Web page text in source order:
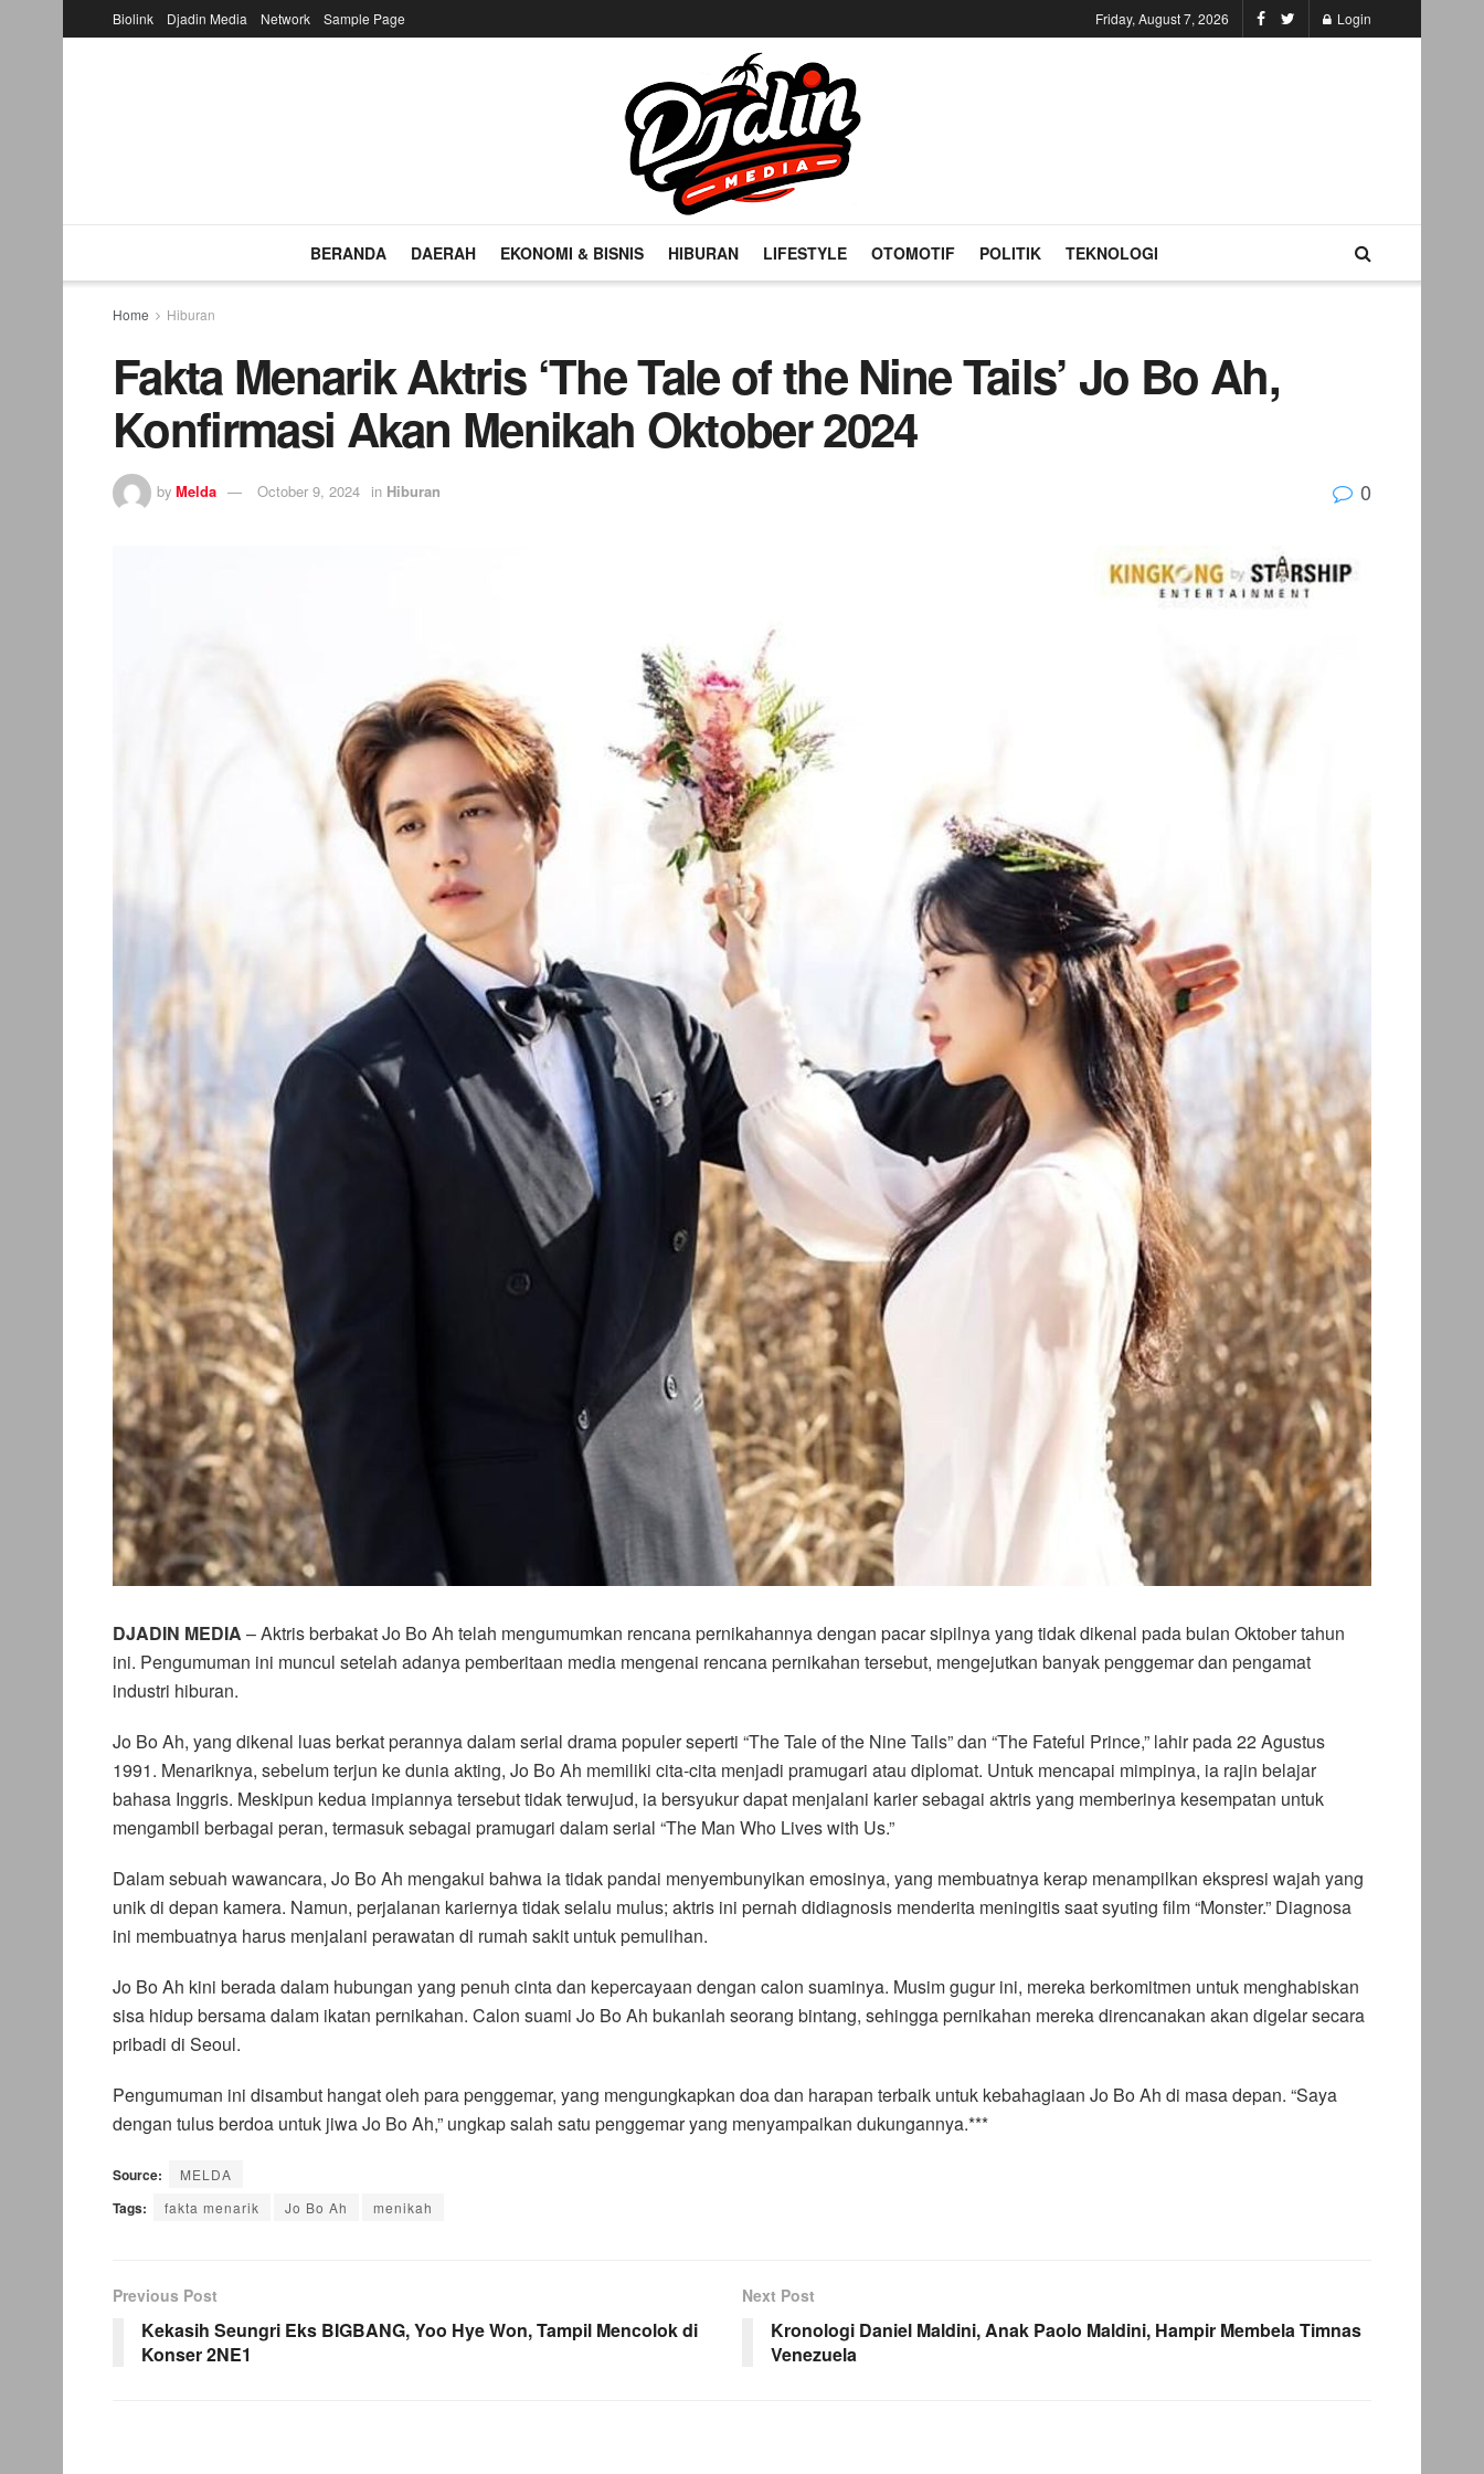
Biolink Djadin Media Network Sample Page Friday, August 7, 2026 Login
BERANDA DAERAH EKONOMI & BISNIS HIBURAN LIFESTYLE OTOMOTIF POLITIK TEKNOLOGI
Home Hiburan
Fakta Menarik Aktris ‘The Tale of the Nine Tails’ Jo Bo Ah,
Konfirmasi Akan Menikah Oktober 2024
by Melda October 9, 2024 in Hiburan 0
DJADIN MEDIA – Aktris berbakat Jo Bo Ah telah mengumumkan rencana pernikahannya dengan pacar sipilnya yang tidak dikenal pada bulan Oktober tahun
ini. Pengumuman ini muncul setelah adanya pemberitaan media mengenai rencana pernikahan tersebut, mengejutkan banyak penggemar dan pengamat
industri hiburan.
Jo Bo Ah, yang dikenal luas berkat perannya dalam serial drama populer seperti “The Tale of the Nine Tails” dan “The Fateful Prince,” lahir pada 22 Agustus
1991. Menariknya, sebelum terjun ke dunia akting, Jo Bo Ah memiliki cita-cita menjadi pramugari atau diplomat. Untuk mencapai mimpinya, ia rajin belajar
bahasa Inggris. Meskipun kedua impiannya tersebut tidak terwujud, ia bersyukur dapat menjalani karier sebagai aktris yang memberinya kesempatan untuk
mengambil berbagai peran, termasuk sebagai pramugari dalam serial “The Man Who Lives with Us.”
Dalam sebuah wawancara, Jo Bo Ah mengakui bahwa ia tidak pandai menyembunyikan emosinya, yang membuatnya kerap menampilkan ekspresi wajah yang
unik di depan kamera. Namun, perjalanan kariernya tidak selalu mulus; aktris ini pernah didiagnosis menderita meningitis saat syuting film “Monster.” Diagnosa
ini membuatnya harus menjalani perawatan di rumah sakit untuk pemulihan.
Jo Bo Ah kini berada dalam hubungan yang penuh cinta dan kepercayaan dengan calon suaminya. Musim gugur ini, mereka berkomitmen untuk menghabiskan
sisa hidup bersama dalam ikatan pernikahan. Calon suami Jo Bo Ah bukanlah seorang bintang, sehingga pernikahan mereka direncanakan akan digelar secara
pribadi di Seoul.
Pengumuman ini disambut hangat oleh para penggemar, yang mengungkapkan doa dan harapan terbaik untuk kebahagiaan Jo Bo Ah di masa depan. “Saya
dengan tulus berdoa untuk jiwa Jo Bo Ah,” ungkap salah satu penggemar yang menyampaikan dukungannya.***
Source: MELDA
Tags: fakta menarik Jo Bo Ah menikah
Previous Post
Kekasih Seungri Eks BIGBANG, Yoo Hye Won, Tampil Mencolok di
Konser 2NE1
Next Post
Kronologi Daniel Maldini, Anak Paolo Maldini, Hampir Membela Timnas
Venezuela